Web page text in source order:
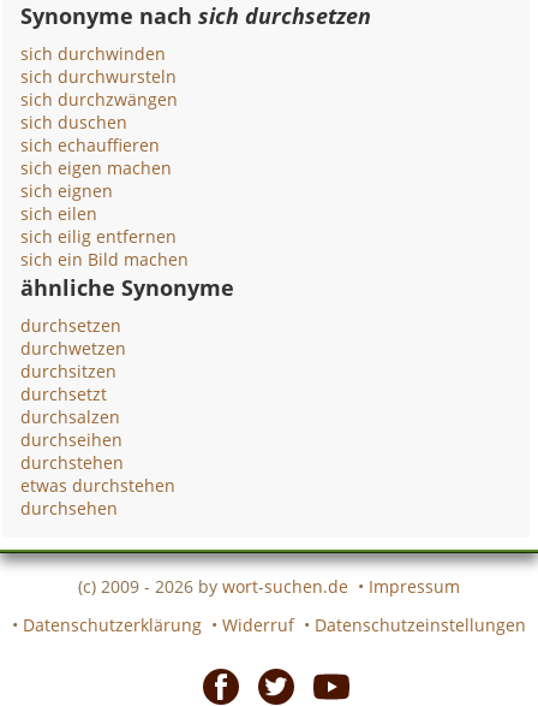
Synonyme nachsich durchsetzen
sich durchwinden
sich durchwursteln
sich durchzwängen
sich duschen
sich echauffieren
sich eigen machen
sich eignen
sich eilen
sich eilig entfernen
sich ein Bild machen
ähnliche Synonyme
durchsetzen
durchwetzen
durchsitzen
durchsetzt
durchsalzen
durchseihen
durchstehen
etwas durchstehen
durchsehen
(c) 2009 - 2026 by wort-suchen.de • Impressum
• Datenschutzerklärung • Widerruf • Datenschutzeinstellungen